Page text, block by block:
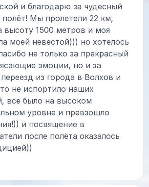
и благодарю за чудесный
полёт! Мы пролетели 22 км,
высоту 1500 метров и моя
моей невестой))) но хотелось
не только за прекрасный
эмоции, но и за
из города в Волхов и
не испортило наших
всё было на высоком
уровне и превзошло
и посвящение в
после полёта оказалось